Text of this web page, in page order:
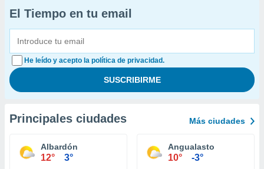
El Tiempo en tu email
He leído y acepto la política de privacidad.
Principales ciudades Más ciudades
Albardón
12° 3°
Angualasto
10° -3°